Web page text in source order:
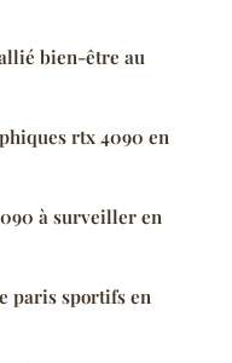
bien-être au
rtx 4090 en
à surveiller en
paris sportifs en